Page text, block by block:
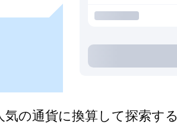
通貨に換算して探索する